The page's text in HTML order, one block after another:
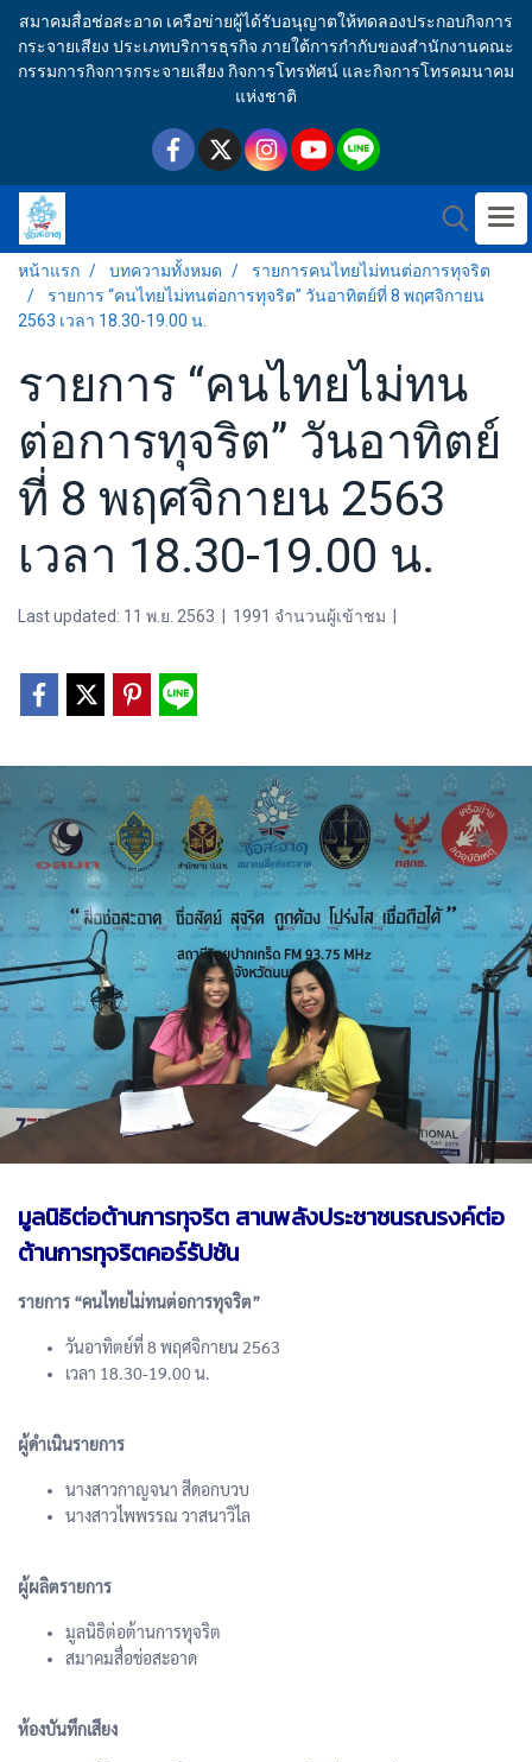
สมาคมสื่อช่อสะอาด เครือข่ายผู้ได้รับอนุญาตให้ทดลองประกอบกิจการ
กระจายเสียง ประเภทบริการธุรกิจ ภายใต้การกำกับของสำนักงานคณะ
กรรมการกิจการกระจายเสียง กิจการโทรทัศน์ และกิจการโทรคมนาคม
แห่งชาติ
หน้าแรก บทความทั้งหมด
รายการคนไทยไม่ทนต่อการทุจริต
รายการ “คนไทยไม่ทนต่อการทุจริต” วันอาทิตย์ที่ 8 พฤศจิกายน
2563 เวลา 18.30-19.00 น.
รายการ “คนไทยไม่ทน
ต่อการทุจริต” วันอาทิตย์
ที่ 8 พฤศจิกายน 2563
เวลา 18.30-19.00 น.
Last updated: 11 พ.ย. 2563 1991 จำนวนผู้เข้าชม
มูลนิธิต่อต้านการทุจริต สานพลังประชาชนรณรงค์ต่อ
ต้านการทุจริตคอร์รัปชัน
รายการ “คนไทยไม่ทนต่อการทุจริต”
วันอาทิตย์ที่ 8 พฤศจิกายน 2563
เวลา 18.30-19.00 น.
ผู้ดำเนินรายการ
นางสาวกาญจนา สีดอกบวบ
นางสาวไพพรรณ วาสนาวิไล
ผู้ผลิตรายการ
มูลนิธิต่อต้านการทุจริต
สมาคมสื่อช่อสะอาด
ห้องบันทึกเสียง